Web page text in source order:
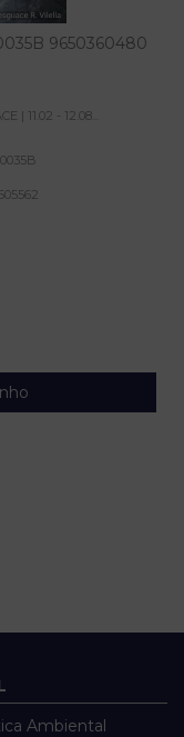
9650360480
| 11.02 - 12.08...
505562
Ambiental